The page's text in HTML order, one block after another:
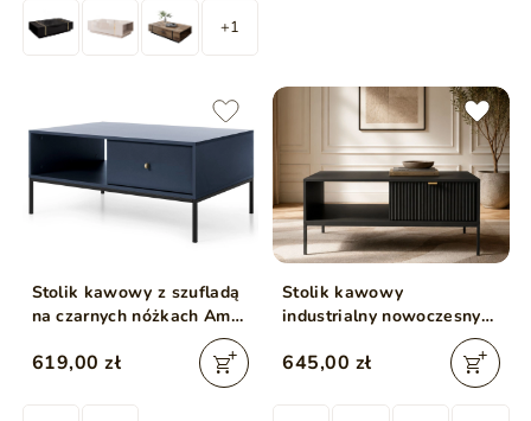
+1
Stolik kawowy z szufladą
na czarnych nóżkach Amor
619,00 zł
Stolik kawowy
industrialny nowoczesny
645,00 zł